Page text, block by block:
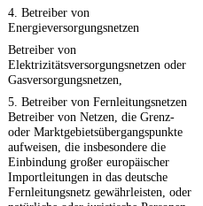
4. Betreiber von
Energieversorgungsnetzen
Betreiber von
Elektrizitätsversorgungsnetzen oder
Gasversorgungsnetzen,
5. Betreiber von Fernleitungsnetzen
Betreiber von Netzen, die Grenz-
oder Marktgebietsübergangspunkte
aufweisen, die insbesondere die
Einbindung großer europäischer
Importleitungen in das deutsche
Fernleitungsnetz gewährleisten, oder